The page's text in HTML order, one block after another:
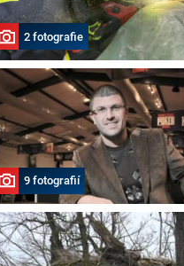
2 fotografie
9 fotografií